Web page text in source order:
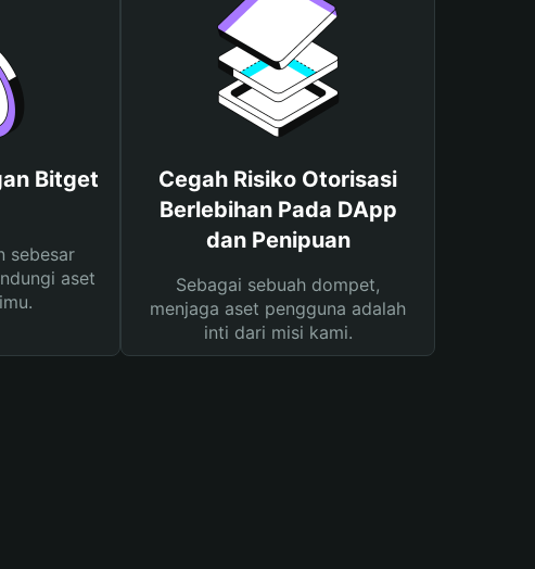
Bitget
sebesar
aset
Cegah Risiko Otorisasi
Berlebihan Pada DApp
dan Penipuan
Sebagai sebuah dompet,
menjaga aset pengguna adalah
inti dari misi kami.